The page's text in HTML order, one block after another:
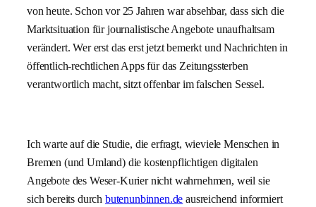
von heute. Schon vor 25 Jahren war absehbar, dass sich die
Marktsituation für journalistische Angebote unaufhaltsam
verändert. Wer erst das erst jetzt bemerkt und Nachrichten in
öffentlich-rechtlichen Apps für das Zeitungssterben
verantwortlich macht, sitzt offenbar im falschen Sessel.
Ich warte auf die Studie, die erfragt, wieviele Menschen in
Bremen (und Umland) die kostenpflichtigen digitalen
Angebote des Weser-Kurier nicht wahrnehmen, weil sie
sich bereits durch butenunbinnen.de ausreichend informiert